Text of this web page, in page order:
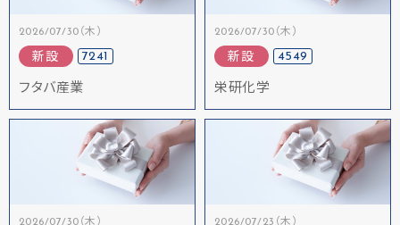
2026/07/30（木）
新設 7241
フタバ産業
2026/07/30（木）
新設 4549
栄研化学
2026/07/30（木） 2026/07/23（木）